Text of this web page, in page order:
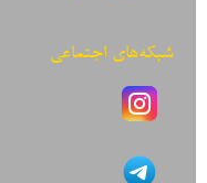
شبکه‌های اجتماعی